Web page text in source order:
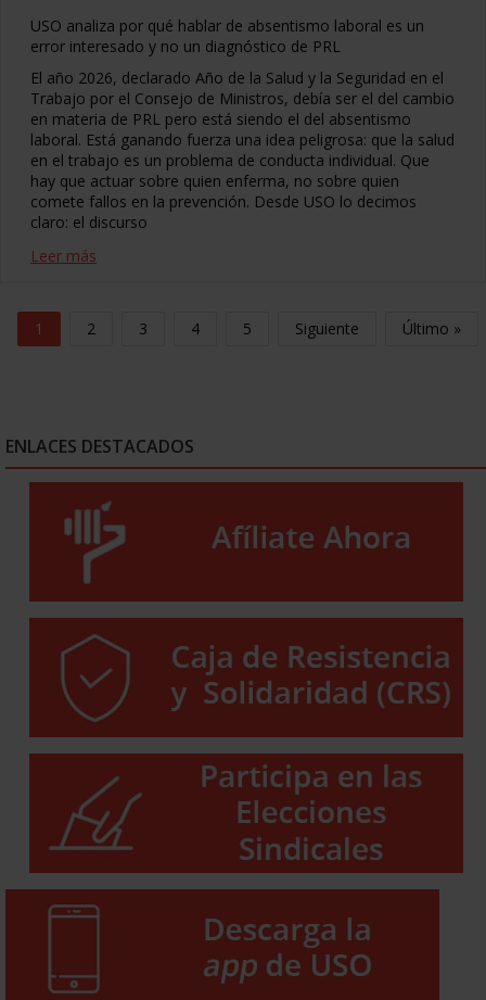
USO analiza por qué hablar de absentismo laboral es un
error interesado y no un diagnóstico de PRL
El año 2026, declarado Año de la Salud y la Seguridad en el
Trabajo por el Consejo de Ministros, debía ser el del cambio
en materia de PRL pero está siendo el del absentismo
laboral. Está ganando fuerza una idea peligrosa: que la salud
en el trabajo es un problema de conducta individual. Que
hay que actuar sobre quien enferma, no sobre quien
comete fallos en la prevención. Desde USO lo decimos
claro: el discurso
Leer más
1 2 3 4 5 Siguiente Último »
ENLACES DESTACADOS